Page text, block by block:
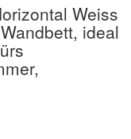
Weiss
ideal